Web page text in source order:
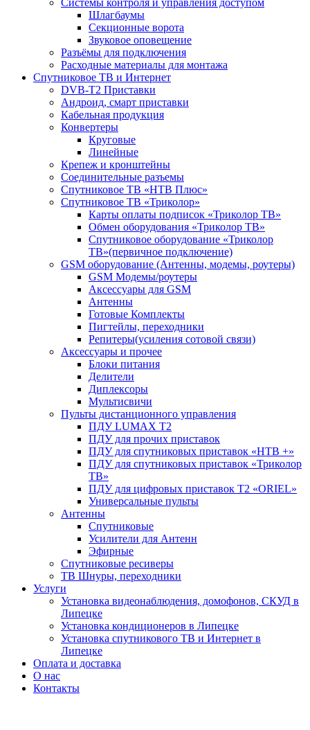
Шлагбаумы
Секционные ворота
Звуковое оповещение
Разъёмы для подключения
Расходные материалы для монтажа
Спутниковое ТВ и Интернет
DVB-Т2 Приставки
Андроид, смарт приставки
Кабельная продукция
Конвертеры
Круговые
Линейные
Крепеж и кронштейны
Соединительные разъемы
Спутниковое ТВ «НТВ Плюс»
Спутниковое ТВ «Триколор»
Карты оплаты подписок «Триколор ТВ»
Обмен оборудования «Триколор ТВ»
Спутниковое оборудование «Триколор
ТВ»(первичное подключение)
GSM оборудование (Антенны, модемы, роутеры)
GSM Модемы/роутеры
Аксессуары для GSM
Антенны
Готовые Комплекты
Пигтейлы, переходники
Репитеры(усиления сотовой связи)
Аксессуары и прочее
Блоки питания
Делители
Диплексоры
Мультисвичи
Пульты дистанционного управления
ПДУ LUMAX Т2
ПДУ для прочих приставок
ПДУ для спутниковых приставок «НТВ +»
ПДУ для спутниковых приставок «Триколор
ТВ»
ПДУ для цифровых приставок Т2 «ORIEL»
Универсальные пульты
Антенны
Спутниковые
Усилители для Антенн
Эфирные
Спутниковые ресиверы
ТВ Шнуры, переходники
Услуги
Установка видеонаблюдения, домофонов, СКУД в
Липецке
Установка кондиционеров в Липецке
Установка спутникового ТВ и Интернет в
Липецке
Оплата и доставка
О нас
Контакты